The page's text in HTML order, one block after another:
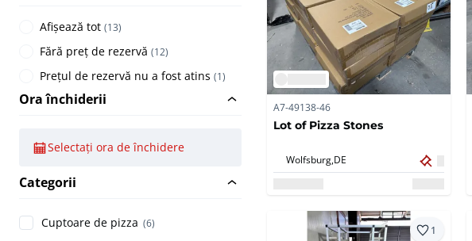
Afișează tot (13)
Fără preț de rezervă (12)
Prețul de rezervă nu a fost atins (1)
Ora închiderii
Selectați ora de închidere
Categorii
Cuptoare de pizza (6)
A7-49138-46
Lot of Pizza Stones
Wolfsburg, DE
1